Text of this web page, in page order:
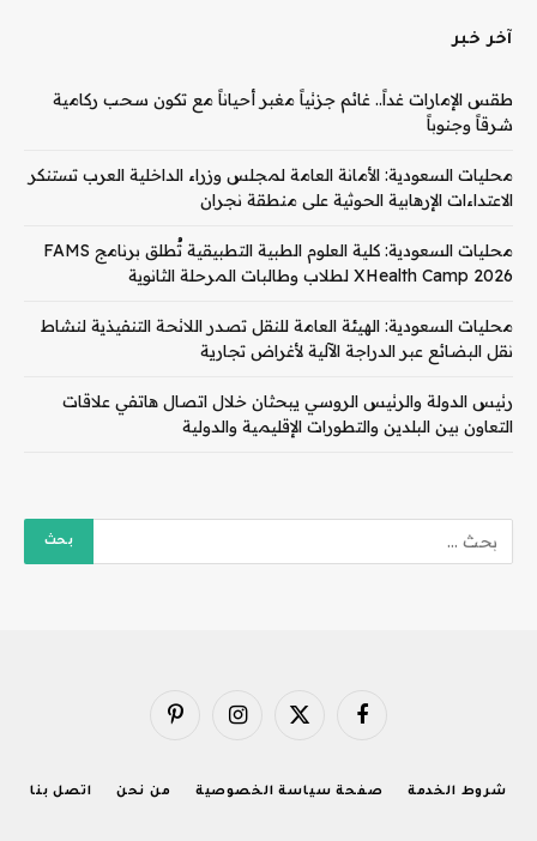
آخر خبر
طقس الإمارات غداً.. غائم جزئياً مغبر أحياناً مع تكون سحب ركامية
شرقاً وجنوباً
محليات السعودية: الأمانة العامة لمجلس وزراء الداخلية العرب تستنكر
الاعتداءات الإرهابية الحوثية على منطقة نجران
محليات السعودية: كلية العلوم الطبية التطبيقية تُطلق برنامج FAMS
XHealth Camp 2026 لطلاب وطالبات المرحلة الثانوية
محليات السعودية: الهيئة العامة للنقل تصدر اللائحة التنفيذية لنشاط
نقل البضائع عبر الدراجة الآلية لأغراض تجارية
رئيس الدولة والرئيس الروسي يبحثان خلال اتصال هاتفي علاقات
التعاون بين البلدين والتطورات الإقليمية والدولية
فيسبوك X
الانستغرامبينتيريست
شروط الخدمة صفحة سياسة الخصوصية من نحن اتصل بنا